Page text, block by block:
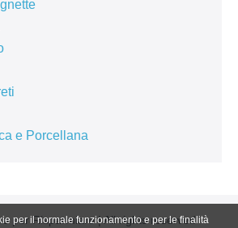
e Porcellana
per Risparmiare | All rights reserved
per il normale funzionamento e per le finalità